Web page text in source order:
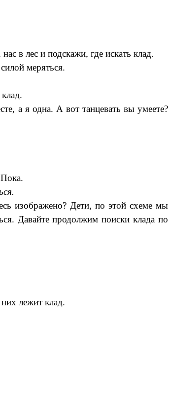
в лес и подскажи, где искать клад.
меряться.
а я одна. А вот танцевать вы умеете?
изображено? Дети, по этой схеме мы
Давайте продолжим поиски клада по
лежит клад.